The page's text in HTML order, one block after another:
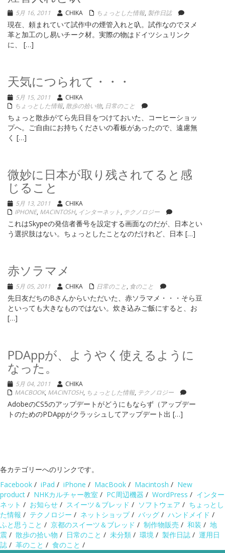
5月 16, 2011 CHIKA ちょっとした情報, 製作日誌
現在、頼まれていて試作中の煙管入れと叺。試作なのでヌメ
革と加工のし易いチーク材。実際の物はドイツシュリンク
に、 […]
天気につられて・・・
5月 15, 2011
CHIKA
ちょっとした情報, 散歩の拾い物, 日常のこと
ちょっと散歩がてら先日目をつけておいた、コーヒーショッ
プへ。ご自由にお持ちくださいの看板があったので、遠慮無
く […]
微妙に日本が取り残されてると感
じること
5月 13, 2011
CHIKA
IPHONE, MACINTOSH, インターネット, テクノロジー
これはSkypeの発信者番号を設定する画面なのだが、日本とい
う選択肢はない。ちょっとしたことなのだけれど、日本 […]
赤ソラマメ
5月 05, 2011 CHIKA 日常のこと, 食のこと
先日友だちのBさんからいただいた、赤ソラマメ・・・そら豆
といっても大きなものではない。炊き込みご飯にすると、お
[…]
PDAppが、ようやく使えるように
なった。
5月 04, 2011
CHIKA
MACBOOK, MACINTOSH, ちょっとした情報, テクノロジー
AdobeのCS5のアップデートがどうにもならず（アップデー
トのためのPDAppがクラッシュしてアップデート出 […]
各カテゴリーへのリンクです。
Facebook / iPad / iPhone / MacBook / Macintosh / New
product / NHKカルチャー教室 / PC周辺機器 / WordPress / インター
ネット / お知らせ / スイーツ＆ブレッド / ソフトウェア / ちょっとし
た情報 / テクノロジー / ネットショップ/ バッグ / ハンドメイド /
ふと思うこと / 京都のスイーツ＆ブレッド / 制作物販売 / 和装 / 地
震 / 散歩の拾い物 / 日常のこと / 未分類 / 環境 / 製作日誌 / 運用日
誌 / 革のこと / 食のこと /